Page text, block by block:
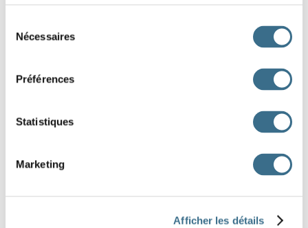
Nécessaires
Préférences
Statistiques
Marketing
Afficher les détails
sapin bonnet bougie
couronne